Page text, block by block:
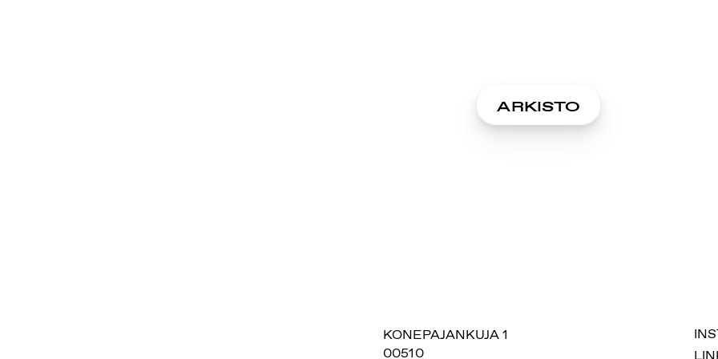
ARKISTO
SUOMIAREENA
KONEPAJANKUJA 1
00510